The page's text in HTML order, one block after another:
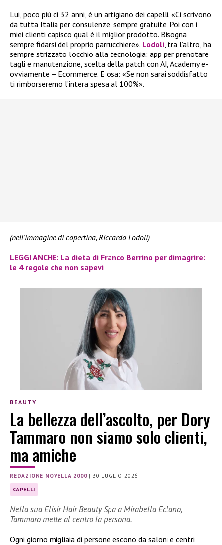
Lui, poco più di 32 anni, è un artigiano dei capelli. «Ci scrivono
da tutta Italia per consulenze, sempre gratuite. Poi con i
miei clienti capisco qual è il miglior prodotto. Bisogna
sempre fidarsi del proprio parrucchiere». Lodoli , tra l’altro, ha
sempre strizzato l’occhio alla tecnologia: app per prenotare
tagli e manutenzione, scelta della patch con AI, Academy e-
ovviamente – Ecommerce. E osa: «Se non sarai soddisfatto
ti rimborseremo l’intera spesa al 100%».
(nell’immagine di copertina, Riccardo Lodoli)
LEGGI ANCHE: La dieta di Franco Berrino per dimagrire:
le 4 regole che non sapevi
BEAUTY
La bellezza dell’ascolto, per Dory
Tammaro non siamo solo clienti,
ma amiche
REDAZIONE NOVELLA 2000|30 LUGLIO 2026
CAPELLI
Nella sua Elisir Hair Beauty Spa a Mirabella Eclano,
Tammaro mette al centro la persona.
Ogni giorno migliaia di persone escono da saloni e centri